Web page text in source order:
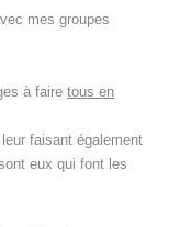
mes groupes
à faire tous en
faisant également
eux qui font les